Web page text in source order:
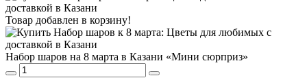
Товар добавлен в корзину!
Набор шаров на 8 марта в Казани «Мини сюрприз»